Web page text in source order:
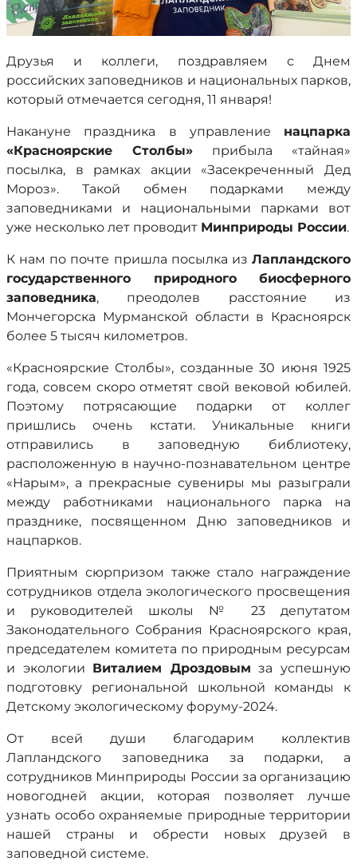
Друзья и коллеги, поздравляем с Днем
российских заповедников и национальных парков,
который отмечается сегодня, 11 января!
Накануне праздника в управление нацпарка
«Красноярские Столбы» прибыла «тайная»
посылка, в рамках акции «Засекреченный Дед
Мороз». Такой обмен подарками между
заповедниками и национальными парками вот
уже несколько лет проводит Минприроды России.
К нам по почте пришла посылка из Лапландского
государственного природного биосферного
заповедника, преодолев расстояние из
Мончегорска Мурманской области в Красноярск
более 5 тысяч километров.
«Красноярские Столбы», созданные 30 июня 1925
года, совсем скоро отметят свой вековой юбилей.
Поэтому потрясающие подарки от коллег
пришлись очень кстати. Уникальные книги
отправились в заповедную библиотеку,
расположенную в научно-познавательном центре
«Нарым», а прекрасные сувениры мы разыграли
между работниками национального парка на
празднике, посвященном Дню заповедников и
нацпарков.
Приятным сюрпризом также стало награждение
сотрудников отдела экологического просвещения
и руководителей школы № 23 депутатом
Законодательного Собрания Красноярского края,
председателем комитета по природным ресурсам
и экологии Виталием Дроздовым за успешную
подготовку региональной школьной команды к
Детскому экологическому форуму-2024.
От всей души благодарим коллектив
Лапландского заповедника за подарки, а
сотрудников Минприроды России за организацию
новогодней акции, которая позволяет лучше
узнать особо охраняемые природные территории
нашей страны и обрести новых друзей в
заповедной системе.